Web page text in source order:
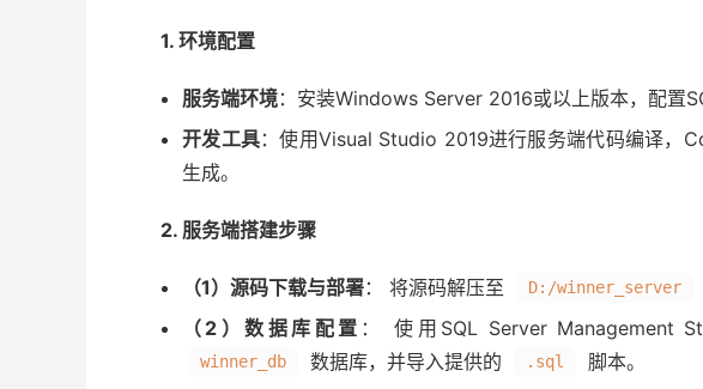
1. 环境配置
服务端环境：安装Windows Server 2016或以上版本，配置
开发工具：使用Visual Studio 2019进行服务端代码编译，
生成。
2. 服务端搭建步骤
（1）源码下载与部署： 将源码解压至 D:/winner_server
（2）数据库配置 ： 使用SQL Server Management
winner_db 数据库，并导入提供的 .sql
脚本。